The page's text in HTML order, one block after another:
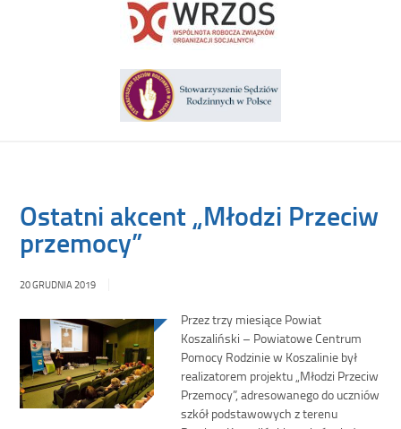
Ostatni akcent „Młodzi Przeciw
przemocy”
20 GRUDNIA 2019
Przez trzy miesiące Powiat
Koszaliński – Powiatowe Centrum
Pomocy Rodzinie w Koszalinie był
realizatorem projektu „Młodzi Przeciw
Przemocy”, adresowanego do uczniów
szkół podstawowych z terenu